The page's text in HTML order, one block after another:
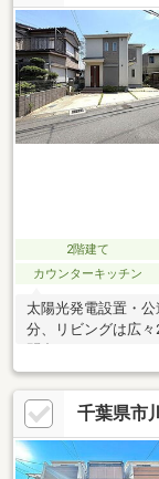
2階建て
カウンターキッチン
太陽光発電設置・
分、リビングは広
千葉県市